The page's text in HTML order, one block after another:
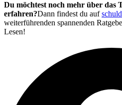
Du möchtest noch mehr über das
erfahren?Dann findest du auf
weiterführenden spannenden
Lesen!